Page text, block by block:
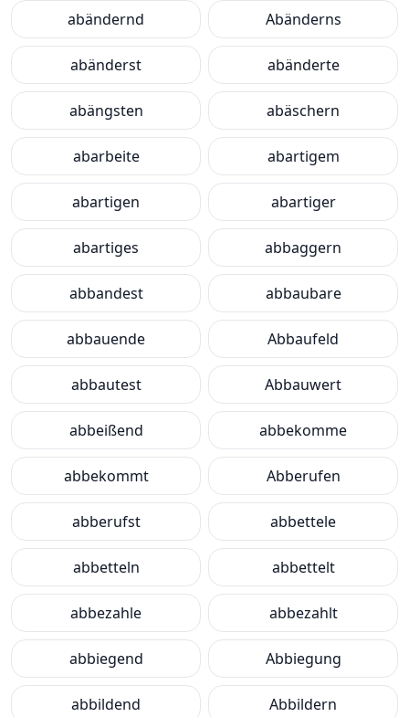
abändernd Abänderns
abänderst abänderte
abängsten abäschern
abarbeite abartigem
abartigen abartiger
abartiges abbaggern
abbandest abbaubare
abbauende Abbaufeld
abbautest Abbauwert
abbeißend abbekomme
abbekommt Abberufen
abberufst abbettele
abbetteln abbettelt
abbezahle abbezahlt
abbiegend Abbiegung
abbildend Abbildern